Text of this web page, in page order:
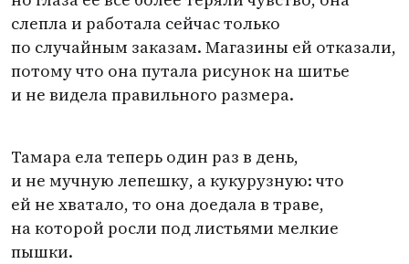
слепла и работала сейчас только
по случайным заказам. Магазины ей отказали,
потому что она путала рисунок на шитье
и не видела правильного размера.
Тамара ела теперь один раз в день,
и не мучную лепешку, а кукурузную: что
ей не хватало, то она доедала в траве,
на которой росли под листьями мелкие
пышки.